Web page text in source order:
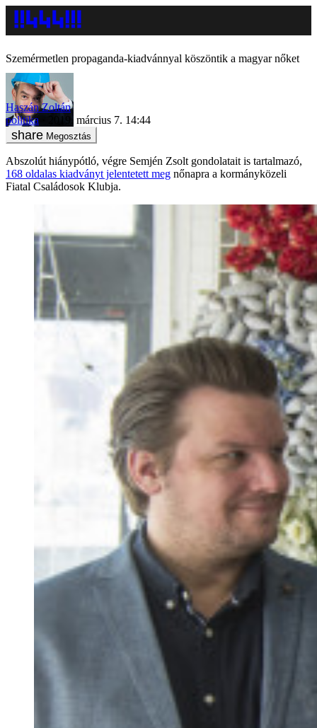
Szemérmetlen propaganda-kiadvánnyal köszöntik a magyar nőket
Haszán Zoltán
politika
2019. március 7. 14:44
Megosztás
Abszolút hiánypótló, végre Semjén Zsolt gondolatait is tartalmazó,
168 oldalas kiadványt jelentetett meg nőnapra a kormányközeli
Fiatal Családosok Klubja.